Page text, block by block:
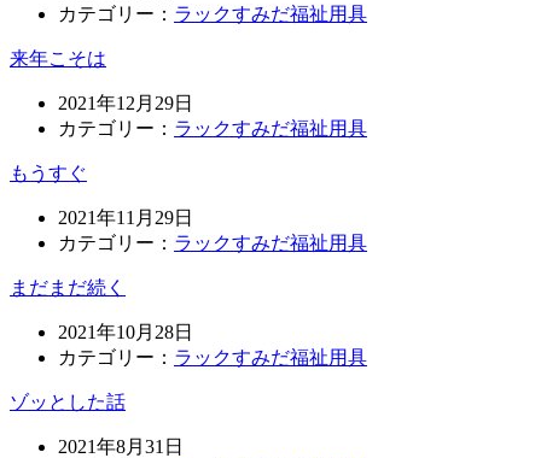
カテゴリー： ラックすみだ福祉用具
来年こそは
2021年12月29日
カテゴリー： ラックすみだ福祉用具
もうすぐ
2021年11月29日
カテゴリー： ラックすみだ福祉用具
まだまだ続く
2021年10月28日
カテゴリー： ラックすみだ福祉用具
ゾッとした話
2021年8月31日